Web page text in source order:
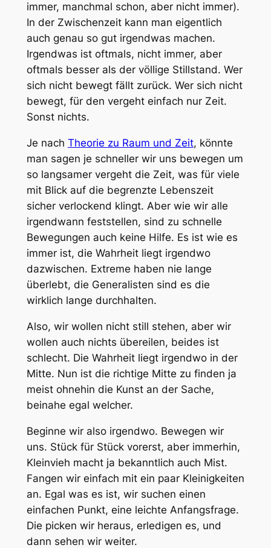
immer, manchmal schon, aber nicht immer).
In der Zwischenzeit kann man eigentlich
auch genau so gut irgendwas machen.
Irgendwas ist oftmals, nicht immer, aber
oftmals besser als der völlige Stillstand. Wer
sich nicht bewegt fällt zurück. Wer sich nicht
bewegt, für den vergeht einfach nur Zeit.
Sonst nichts.
Je nach Theorie zu Raum und Zeit, könnte
man sagen je schneller wir uns bewegen um
so langsamer vergeht die Zeit, was für viele
mit Blick auf die begrenzte Lebenszeit
sicher verlockend klingt. Aber wie wir alle
irgendwann feststellen, sind zu schnelle
Bewegungen auch keine Hilfe. Es ist wie es
immer ist, die Wahrheit liegt irgendwo
dazwischen. Extreme haben nie lange
überlebt, die Generalisten sind es die
wirklich lange durchhalten.
Also, wir wollen nicht still stehen, aber wir
wollen auch nichts übereilen, beides ist
schlecht. Die Wahrheit liegt irgendwo in der
Mitte. Nun ist die richtige Mitte zu finden ja
meist ohnehin die Kunst an der Sache,
beinahe egal welcher.
Beginne wir also irgendwo. Bewegen wir
uns. Stück für Stück vorerst, aber immerhin,
Kleinvieh macht ja bekanntlich auch Mist.
Fangen wir einfach mit ein paar Kleinigkeiten
an. Egal was es ist, wir suchen einen
einfachen Punkt, eine leichte Anfangsfrage.
Die picken wir heraus, erledigen es, und
dann sehen wir weiter.